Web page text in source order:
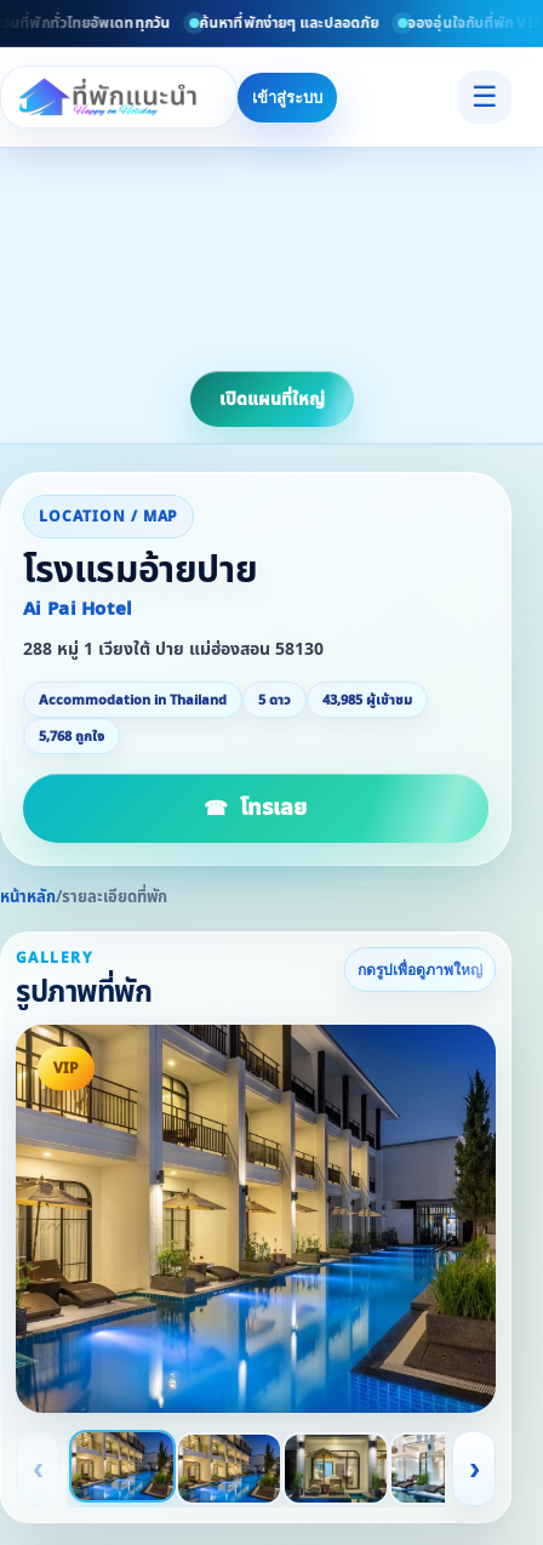
ที่พักทั่วไทยอัพเดททุกวัน ค้นหาที่พักง่ายๆ และปลอดภัย จองอุ่นใจกับที่พัก VIP
เข้าสู่ระบบ ☰
เปิดแผนที่ใหญ่
LOCATION / MAP
โรงแรมอ้ายปาย
Ai Pai Hotel
288 หมู่ 1 เวียงใต้ ปาย แม่ฮ่องสอน 58130
Accommodation in Thailand 5 ดาว
43,985 ผู้เข้าชม
5,768 ถูกใจ
โทรเลย
หน้าหลัก/รายละเอียดที่พัก
GALLERY
รูปภาพที่พัก
กดรูปเพื่อดูภาพใหญ่
VIP
‹ ›